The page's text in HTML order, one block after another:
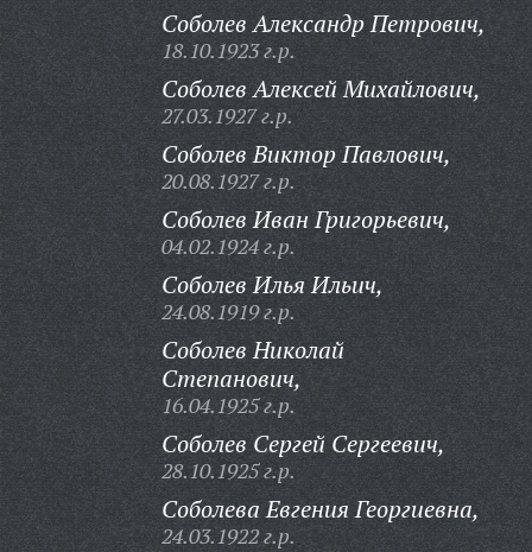
Соболев Александр Петрович,
18.10.1923 г.р.
Соболев Алексей Михайлович,
27.03.1927 г.р.
Соболев Виктор Павлович,
20.08.1927 г.р.
Соболев Иван Григорьевич,
04.02.1924 г.р.
Соболев Илья Ильич,
24.08.1919 г.р.
Соболев Николай
Степанович,
16.04.1925 г.р.
Соболев Сергей Сергеевич,
28.10.1925 г.р.
Соболева Евгения Георгиевна,
24.03.1922 г.р.